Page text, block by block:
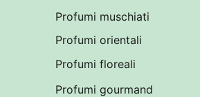
Profumi muschiati
Profumi orientali
Profumi floreali
Profumi gourmand